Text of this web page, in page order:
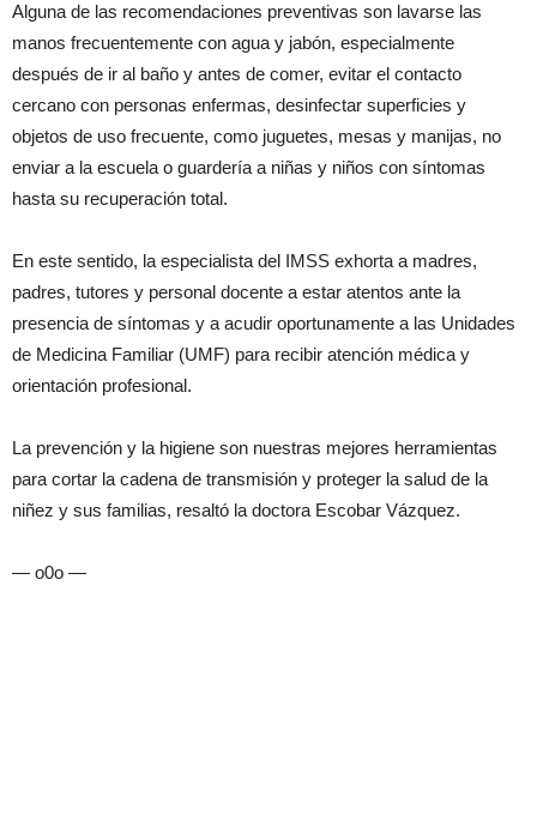
Alguna de las recomendaciones preventivas son lavarse las
manos frecuentemente con agua y jabón, especialmente
después de ir al baño y antes de comer, evitar el contacto
cercano con personas enfermas, desinfectar superficies y
objetos de uso frecuente, como juguetes, mesas y manijas, no
enviar a la escuela o guardería a niñas y niños con síntomas
hasta su recuperación total.
En este sentido, la especialista del IMSS exhorta a madres,
padres, tutores y personal docente a estar atentos ante la
presencia de síntomas y a acudir oportunamente a las Unidades
de Medicina Familiar (UMF) para recibir atención médica y
orientación profesional.
La prevención y la higiene son nuestras mejores herramientas
para cortar la cadena de transmisión y proteger la salud de la
niñez y sus familias, resaltó la doctora Escobar Vázquez.
— o0o —